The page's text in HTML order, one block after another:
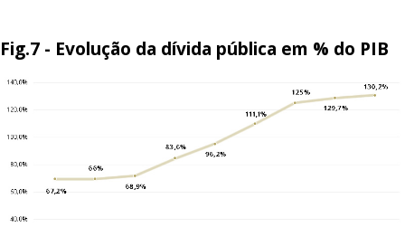
Fig.7 - Evolução da dívida pública em % do PIB